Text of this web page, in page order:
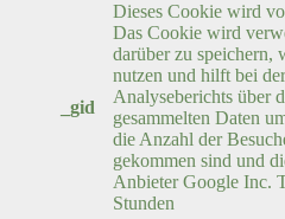
_gid
Dieses Cookie wird
Das Cookie wird
darüber zu speichern,
nutzen und hilft bei
Analyseberichts über
gesammelten Daten
die Anzahl der
gekommen sind und
Anbieter Google Inc.
Stunden